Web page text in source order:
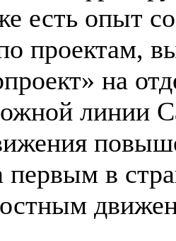
есть опыт
проектам,
на
линии
первым в